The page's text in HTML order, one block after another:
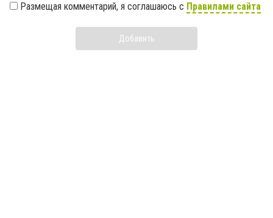
Размещая комментарий, я соглашаюсь с Правилами сайта
Добавить